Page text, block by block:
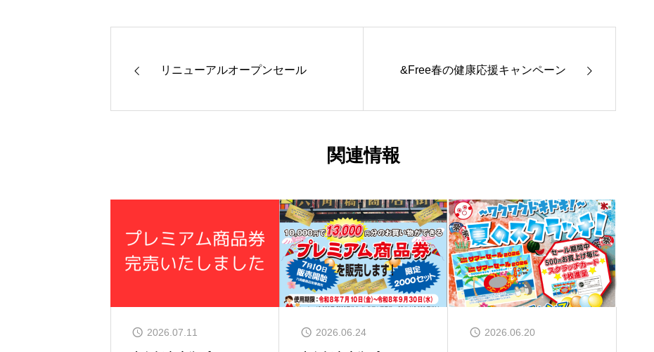
リニューアルオープンセール &Free春の健康応援キャンペーン
関連情報
2026.07.11 2026.06.24 2026.06.20